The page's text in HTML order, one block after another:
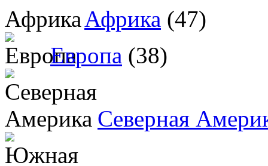
Африка (47)
Европа (38)
Северная